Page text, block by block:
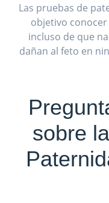
Las pruebas de
objetivo
incluso de que
dañan al feto en
sobre